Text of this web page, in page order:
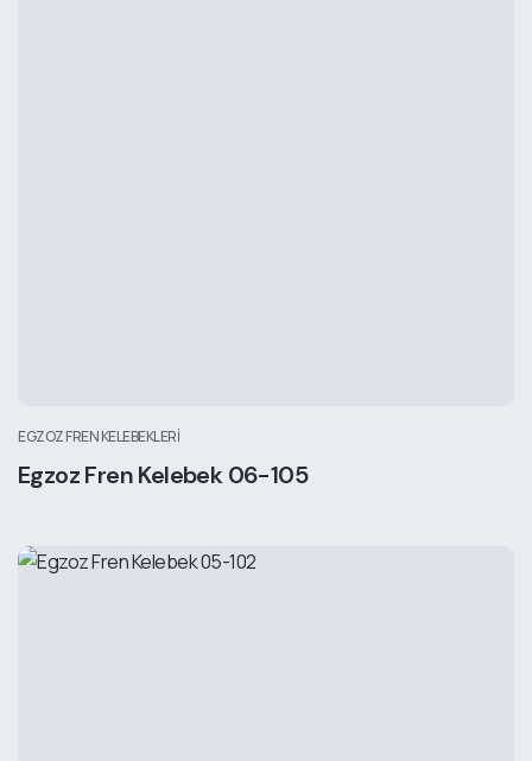
EGZOZ FREN KELEBEKLERI
Egzoz Fren Kelebek 06-105